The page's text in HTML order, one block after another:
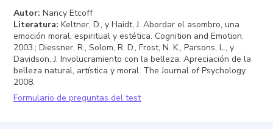
Autor: Nancy Etcoff
Literatura: Keltner, D., y Haidt, J. Abordar el asombro, una
emoción moral, espiritual y estética. Cognition and Emotion.
2003.; Diessner, R., Solom, R. D., Frost, N. K., Parsons, L., y
Davidson, J. Involucramiento con la belleza: Apreciación de la
belleza natural, artística y moral. The Journal of Psychology.
2008.
Formulario de preguntas del test